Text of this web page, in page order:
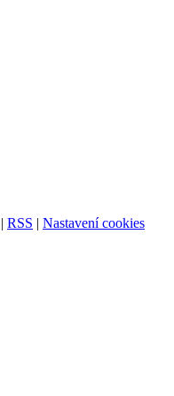
| RSS | Nastavení cookies